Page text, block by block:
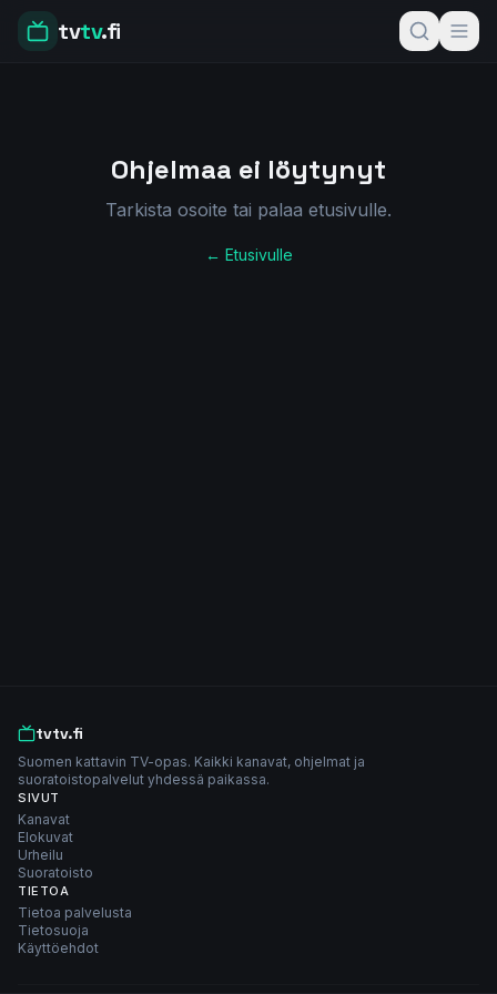
tvtv.fi
Ohjelmaa ei löytynyt
Tarkista osoite tai palaa etusivulle.
← Etusivulle
tvtv.fi
Suomen kattavin TV-opas. Kaikki kanavat, ohjelmat ja
suoratoistopalvelut yhdessä paikassa.
SIVUT
Kanavat
Elokuvat
Urheilu
Suoratoisto
TIETOA
Tietoa palvelusta
Tietosuoja
Käyttöehdot